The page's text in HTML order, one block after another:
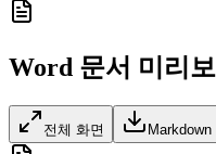
Word 문서 미리보
전체 화면